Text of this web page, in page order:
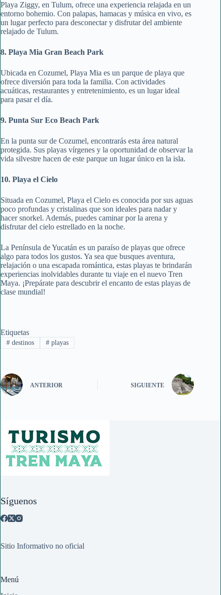
Playa Ziggy, en Tulum, ofrece una experiencia relajada en un
entorno bohemio. Con palapas, hamacas y música en vivo, es
un lugar perfecto para desconectar y disfrutar del ambiente
relajado de Tulum.
8. Playa Mia Gran Beach Park
Ubicada en Cozumel, Playa Mia es un parque de playa que
ofrece diversión para toda la familia. Con actividades
acuáticas, restaurantes y entretenimiento, es un lugar ideal
para pasar el día.
9. Punta Sur Eco Beach Park
En la punta sur de Cozumel, encontrarás esta área natural
protegida. Sus playas vírgenes y la oportunidad de observar la
vida silvestre hacen de este parque un lugar único en la isla.
10. Playa el Cielo
Situada en Cozumel, Playa el Cielo es conocida por sus aguas
poco profundas y cristalinas que son ideales para nadar y
hacer snorkel. Además, puedes caminar por la arena y
disfrutar del cielo estrellado en la noche.
La Península de Yucatán es un paraíso de playas que ofrece
algo para todos los gustos. Ya sea que busques aventura,
relajación o una escapada romántica, estas playas te brindarán
experiencias inolvidables durante tu viaje en el nuevo Tren
Maya. ¡Prepárate para descubrir el encanto de estas playas de
clase mundial!
Etiquetas
#destinos #playas
ANTERIOR SIGUIENTE
Síguenos
Sitio Informativo no oficial
Menú